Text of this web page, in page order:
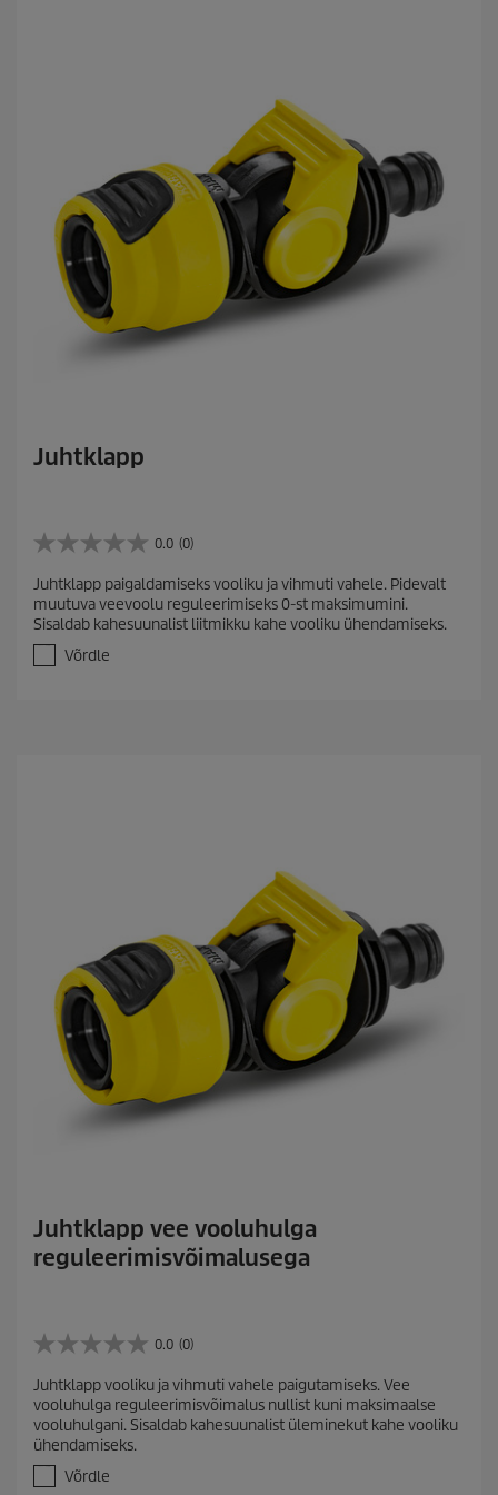
Juhtklapp
0.0 (0)
0
0
/
5
ä
Juhtklapp paigaldamiseks vooliku ja vihmuti vahele. Pidevalt
muutuva veevoolu reguleerimiseks 0-st maksimumini.
Sisaldab kahesuunalist liitmikku kahe vooliku ühendamiseks.
Võrdle
Juhtklapp vee vooluhulga
reguleerimisvõimalusega
0.0 (0)
0
0
/
5
t
Juhtklapp vooliku ja vihmuti vahele paigutamiseks. Vee
vooluhulga reguleerimisvõimalus nullist kuni maksimaalse
vooluhulgani. Sisaldab kahesuunalist üleminekut kahe vooliku
ühendamiseks.
Võrdle